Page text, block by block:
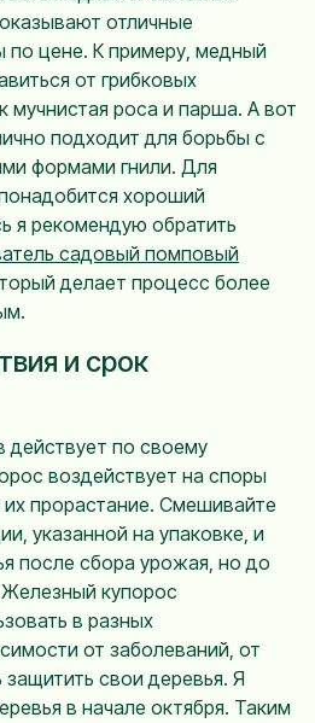
отличные
по цене. К примеру, медный
от грибковых
мучнистая роса и парша. А вот
подходит для борьбы с
формами гнили. Для
хороший
я рекомендую обратить
садовый помповый
делает процесс более
и срок
по своему
воздействует на споры
прорастание. Смешивайте
указанной на упаковке, и
после сбора урожая, но до
купорос
в разных
от заболеваний, от
свои деревья. Я
в начале октября. Таким